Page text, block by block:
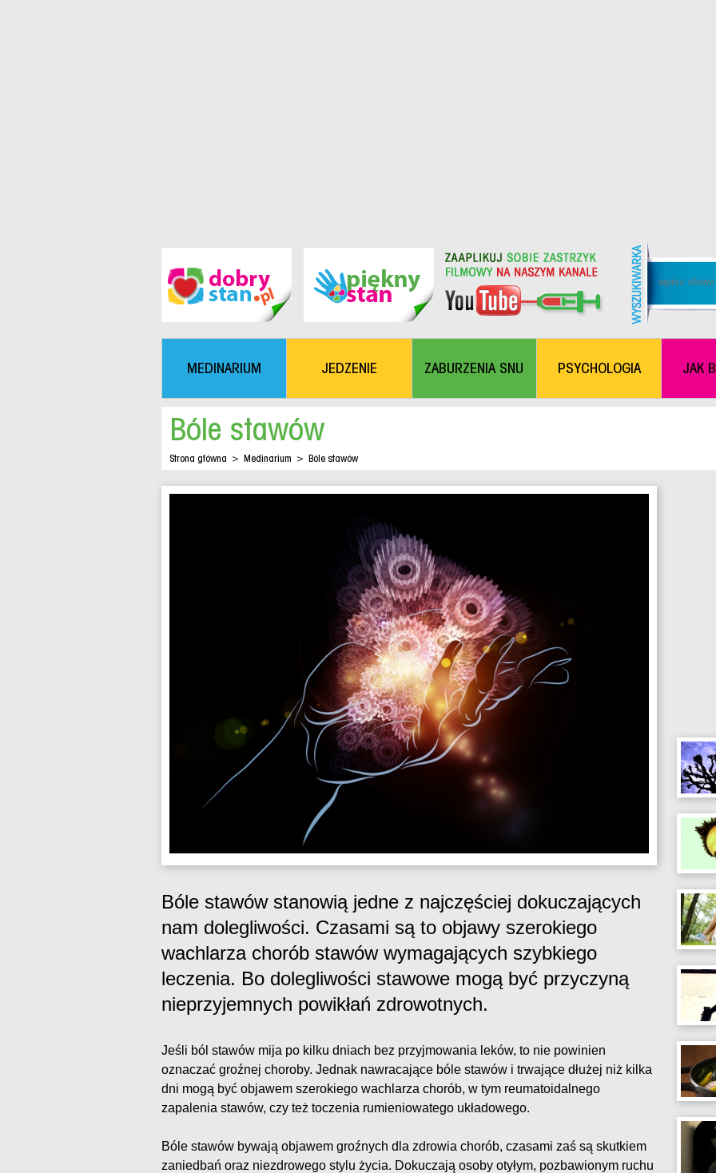
MEDINARIUM JEDZENIE ZABURZENIA SNU PSYCHOLOGIA JAK
Bóle stawów
Strona główna > Medinarium > Bóle stawów
Bóle stawów stanowią jedne z najczęściej dokuczających
nam dolegliwości. Czasami są to objawy szerokiego
wachlarza chorób stawów wymagających szybkiego
leczenia. Bo dolegliwości stawowe mogą być przyczyną
nieprzyjemnych powikłań zdrowotnych.
Jeśli ból stawów mija po kilku dniach bez przyjmowania leków, to nie powinien
oznaczać groźnej choroby. Jednak nawracające bóle stawów i trwające dłużej niż kilka
dni mogą być objawem szerokiego wachlarza chorób, w tym reumatoidalnego
zapalenia stawów, czy też toczenia rumieniowatego układowego.
Bóle stawów bywają objawem groźnych dla zdrowia chorób, czasami zaś są skutkiem
zaniedbań oraz niezdrowego stylu życia. Dokuczają osoby otyłym, pozbawionym ruchu